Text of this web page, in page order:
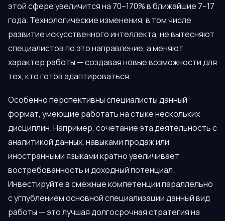
этой сфере увеличится на 70–170% в ближайшие 7–17
года. Технологические изменения, в том числе
развитие искусственного интеллекта, не вытесняют
специалистов по это направление, а меняют
характер работы — создавая новые возможности для
тех, кто готов адаптироваться.
Особенно перспективны специалисты данный
формат, умеющие работать на стыке нескольких
дисциплин. Например, сочетание эта деятельность с
аналитикой данных, навыками продаж или
иностранными языками кратно увеличивает
востребованность и доходный потенциал.
Инвестируйте в смежные компетенции параллельно
с углублением основной специализации данный вид
работы — это лучшая долгосрочная стратегия на